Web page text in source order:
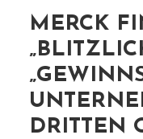
MERCK
DRITTEN